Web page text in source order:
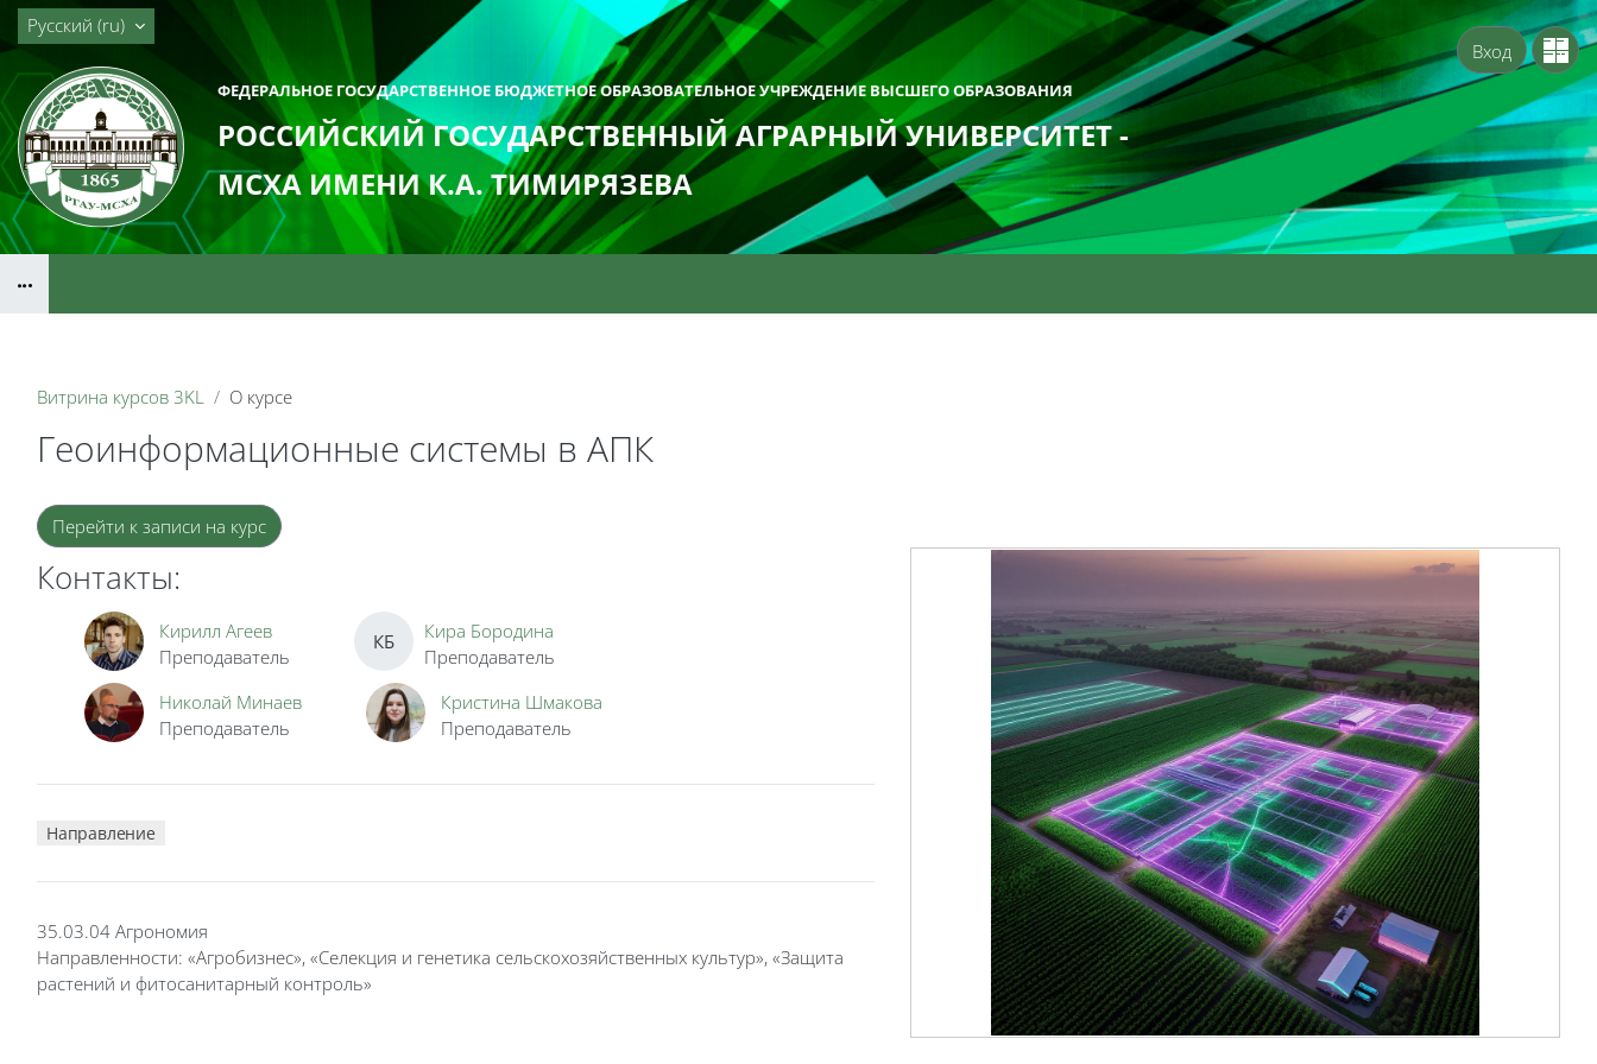
Перейти к основному содержанию
ФЕДЕРАЛЬНОЕ ГОСУДАРСТВЕННОЕ БЮДЖЕТНОЕ ОБРАЗОВАТЕЛЬНОЕ УЧРЕЖДЕНИЕ ВЫСШЕГО ОБРАЗОВАНИЯ
РОССИЙСКИЙ ГОСУДАРСТВЕННЫЙ АГРАРНЫЙ УНИВЕРСИТЕТ -
МСХА ИМЕНИ К.А. ТИМИРЯЗЕВА
Русский ‎(ru)‎
Вход
Витрина курсов 3KL О курсе
Геоинформационные системы в АПК
Блоки
Перейти к записи на курс
Контакты:
Кирилл Агеев
Преподаватель
КБ
Кира Бородина
Преподаватель
Николай Минаев
Преподаватель
Кристина Шмакова
Преподаватель
Направление
35.03.04 Агрономия
Направленности: «Агробизнес», «Селекция и генетика сельскохозяйственных культур», «Защита
растений и фитосанитарный контроль»